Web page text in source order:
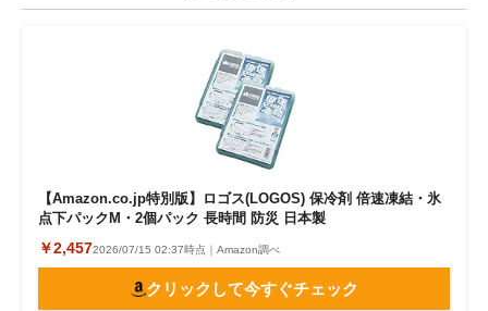
【Amazon.co.jp特別版】ロゴス(LOGOS) 保冷剤 倍速凍結・氷
点下パックM・2個パック 長時間 防災 日本製
￥2,4572026/07/15 02:37時点｜Amazon調べ
クリックして今すぐチェック